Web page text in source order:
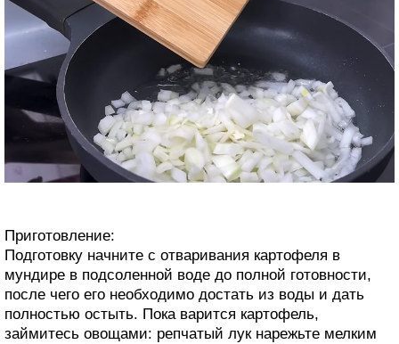
Приготовление:
Подготовку начните с отваривания картофеля в
мундире в подсоленной воде до полной готовности,
после чего его необходимо достать из воды и дать
полностью остыть. Пока варится картофель,
займитесь овощами: репчатый лук нарежьте мелким